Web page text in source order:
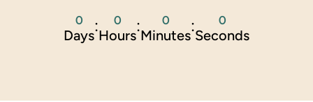
0
Days: 0
Hours: 0
Minutes: 0
Seconds